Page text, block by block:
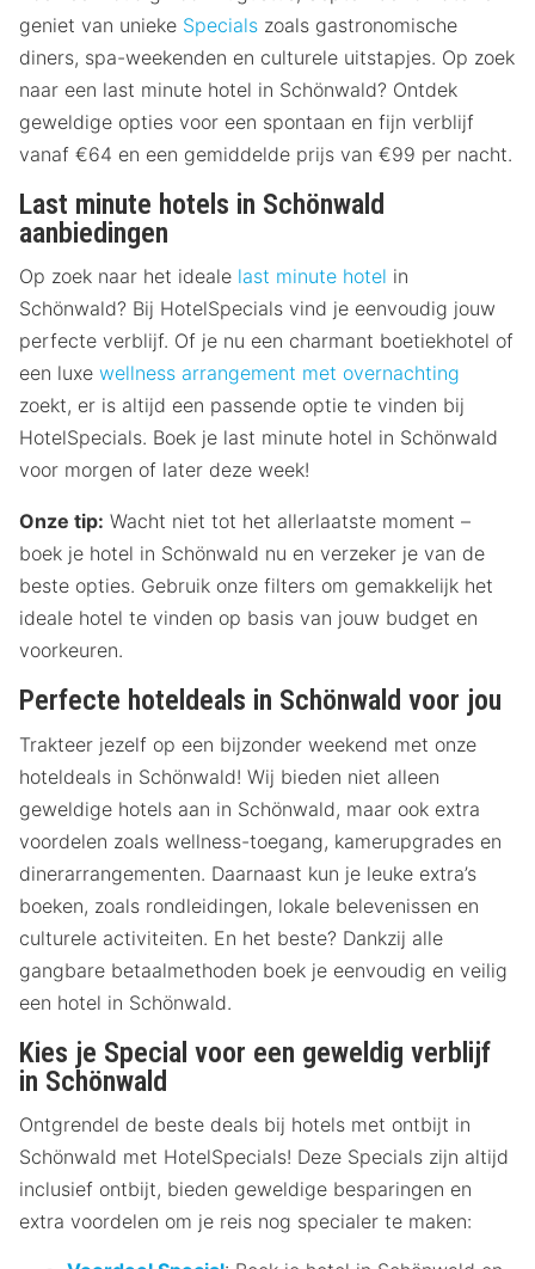
geniet van unieke Specials zoals gastronomische
diners, spa-weekenden en culturele uitstapjes. Op zoek
naar een last minute hotel in Schönwald? Ontdek
geweldige opties voor een spontaan en fijn verblijf
vanaf €64 en een gemiddelde prijs van €99 per nacht.
Last minute hotels in Schönwald
aanbiedingen
Op zoek naar het ideale last minute hotel in
Schönwald? Bij HotelSpecials vind je eenvoudig jouw
perfecte verblijf. Of je nu een charmant boetiekhotel of
een luxe wellness arrangement met overnachting
zoekt, er is altijd een passende optie te vinden bij
HotelSpecials. Boek je last minute hotel in Schönwald
voor morgen of later deze week!
Onze tip: Wacht niet tot het allerlaatste moment –
boek je hotel in Schönwald nu en verzeker je van de
beste opties. Gebruik onze filters om gemakkelijk het
ideale hotel te vinden op basis van jouw budget en
voorkeuren.
Perfecte hoteldeals in Schönwald voor jou
Trakteer jezelf op een bijzonder weekend met onze
hoteldeals in Schönwald! Wij bieden niet alleen
geweldige hotels aan in Schönwald, maar ook extra
voordelen zoals wellness-toegang, kamerupgrades en
dinerarrangementen. Daarnaast kun je leuke extra’s
boeken, zoals rondleidingen, lokale belevenissen en
culturele activiteiten. En het beste? Dankzij alle
gangbare betaalmethoden boek je eenvoudig en veilig
een hotel in Schönwald.
Kies je Special voor een geweldig verblijf
in Schönwald
Ontgrendel de beste deals bij hotels met ontbijt in
Schönwald met HotelSpecials! Deze Specials zijn altijd
inclusief ontbijt, bieden geweldige besparingen en
extra voordelen om je reis nog specialer te maken: